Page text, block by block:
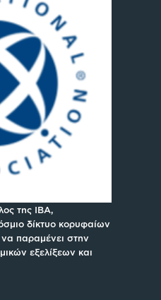
της IBA,
δίκτυο κορυφαίων
παραμένει στην
εξελίξεων και